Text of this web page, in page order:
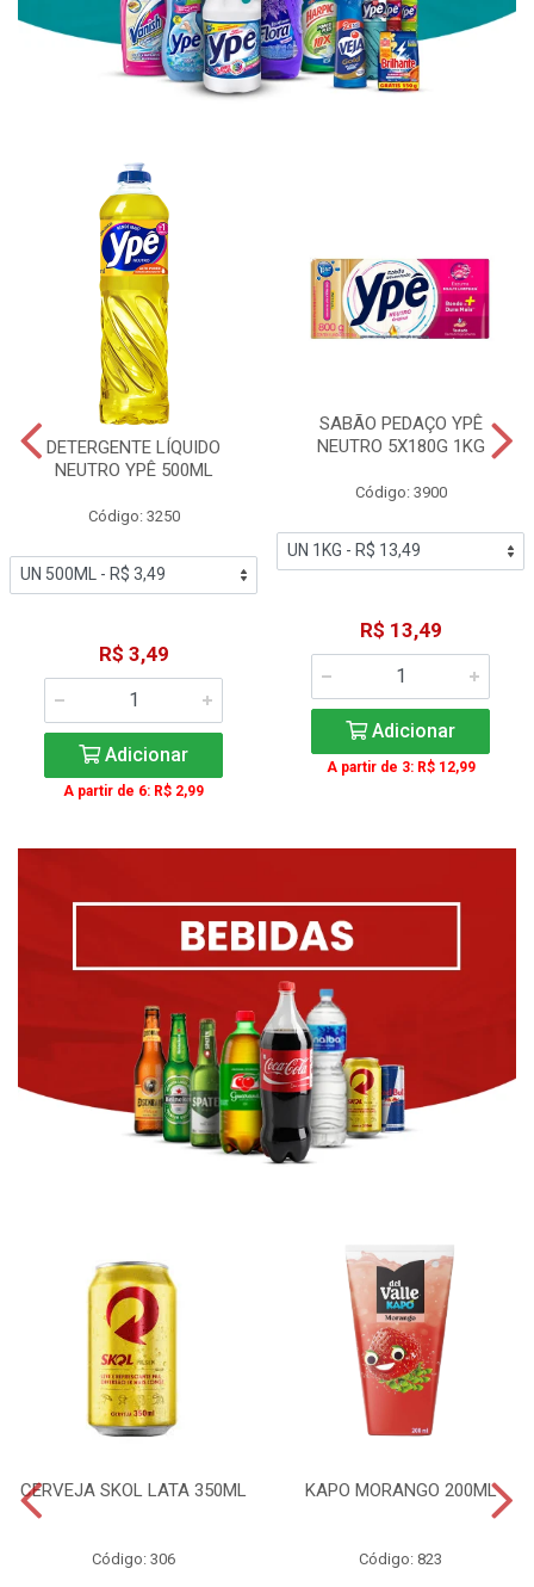
DETERGENTE LÍQUIDO
NEUTRO YPÊ 500ML
Código: 3250
R$ 3,49
Adicionar
A partir de 6: R$ 2,99
SABÃO PEDAÇO YPÊ
NEUTRO 5X180G 1KG
Código: 3900
R$ 13,49
Adicionar
A partir de 3: R$ 12,99
CERVEJA SKOL LATA 350ML
Código: 306
KAPO MORANGO 200ML
Código: 823